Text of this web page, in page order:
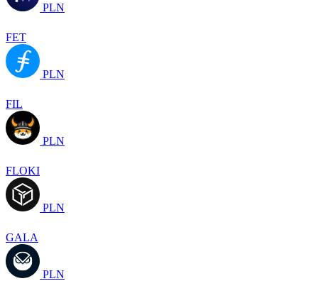
PLN
FET
PLN
FIL
PLN
FLOKI
PLN
GALA
PLN